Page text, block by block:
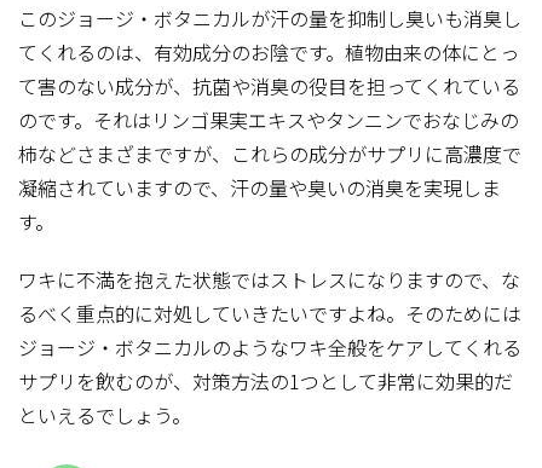
このジョージ・ボタニカルが汗の量を抑制し臭いも消臭し
てくれるのは、有効成分のお陰です。植物由来の体にとっ
て害のない成分が、抗菌や消臭の役目を担ってくれている
のです。それはリンゴ果実エキスやタンニンでおなじみの
柿などさまざまですが、これらの成分がサプリに高濃度で
凝縮されていますので、汗の量や臭いの消臭を実現しま
す。
ワキに不満を抱えた状態ではストレスになりますので、な
るべく重点的に対処していきたいですよね。そのためには
ジョージ・ボタニカルのようなワキ全般をケアしてくれる
サプリを飲むのが、対策方法の1つとして非常に効果的だ
といえるでしょう。